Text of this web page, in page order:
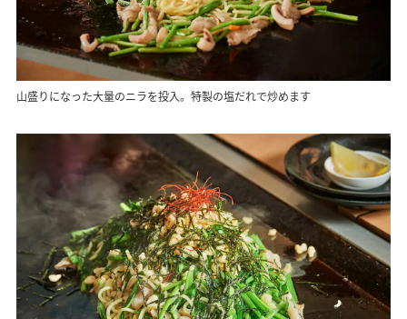
山盛りになった大量のニラを投入。特製の塩だれで炒めます